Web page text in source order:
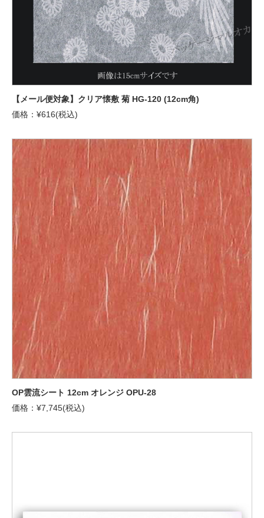
【メール便対象】クリア懐敷 菊 HG-120 (12cm角)
価格：¥616(税込)
OP雲流シート 12cm オレンジ OPU-28
価格：¥7,745(税込)